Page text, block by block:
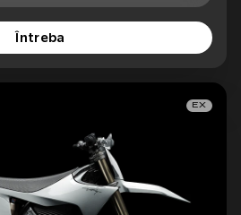
Întreba
EX